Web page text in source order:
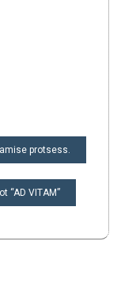
protsess.
“AD VITAM”